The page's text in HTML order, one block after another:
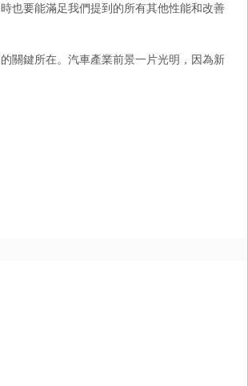
也要能滿足我們提到的所有其他性能和改善
關鍵所在。汽車產業前景一片光明，因為新